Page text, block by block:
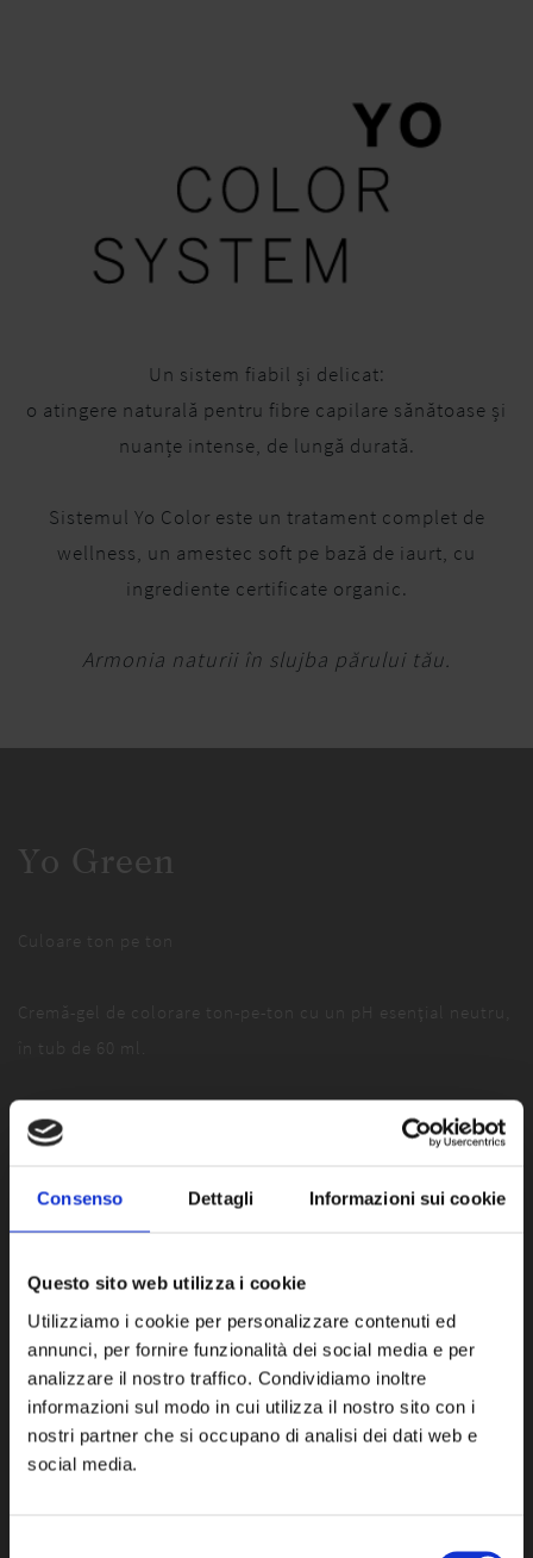
Consenso Dettagli Informazioni sui cookie
Questo sito web utilizza i cookie
Utilizziamo i cookie per personalizzare contenuti ed
annunci, per fornire funzionalità dei social media e per
analizzare il nostro traffico. Condividiamo inoltre
informazioni sul modo in cui utilizza il nostro sito con i
nostri partner che si occupano di analisi dei dati web e
social media.
Un sistem fiabil și delicat:
o atingere naturală pentru fibre capilare sănătoase și
nuanțe intense, de lungă durată.
Sistemul Yo Color este un tratament complet de
wellness, un amestec soft pe bază de iaurt, cu
ingrediente certificate organic.
Armonia naturii în slujba părului tău.
Yo Green
Culoare ton pe ton
Cremă-gel de colorare ton-pe-ton cu un pH esențial neutru,
în tub de 60 ml.
Face posibilă restabilirea nivelului și tonului părului tratat
cosmetic, mărind rezistenţa culorii și gradul de strălucire a
rezultatului, cu o acţiune blândă și reparatoare care nu
sensibilizează structura părului.
Pentru rezultate mai intense pe părul natural, se
recomandă amestecarea Yo Green cu NaYo, oferind
serviciile Colorare Intensivă Yo Demi și Colorare Ușoară Yo
Demi. Până la 84% ingrediente de origine naturală: este o
valoare calculată în conformitate cu standardul tehnic ISO
16128, după amestecarea cremei de colorare Yo Green cu